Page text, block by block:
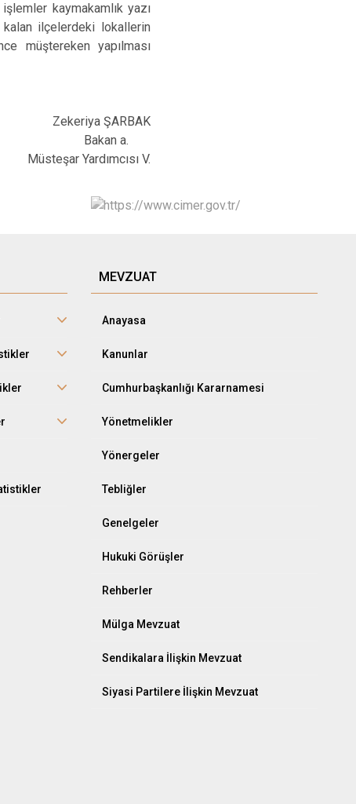
kaymakamlık yazı
ilçelerdeki lokallerin
müştereken yapılması
Zekeriya ŞARBAK
Bakan a.
Müsteşar Yardımcısı V.
MEVZUAT
Anayasa
Kanunlar
Cumhurbaşkanlığı Kararnamesi
Yönetmelikler
Yönergeler
Tebliğler
Genelgeler
Hukuki Görüşler
Rehberler
Mülga Mevzuat
Sendikalara İlişkin Mevzuat
Siyasi Partilere İlişkin Mevzuat